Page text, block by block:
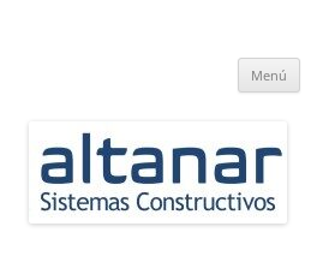
Technik
Menú